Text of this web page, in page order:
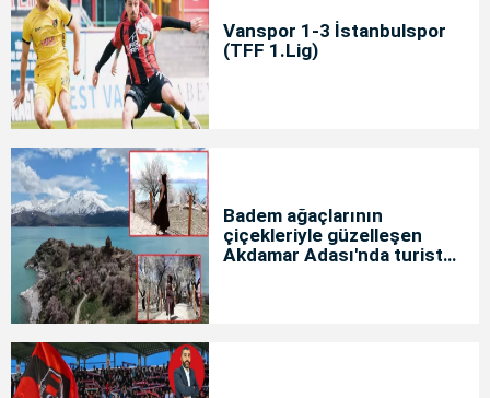
Vanspor 1-3 İstanbulspor
(TFF 1.Lig)
Badem ağaçlarının
çiçekleriyle güzelleşen
Akdamar Adası'nda turist